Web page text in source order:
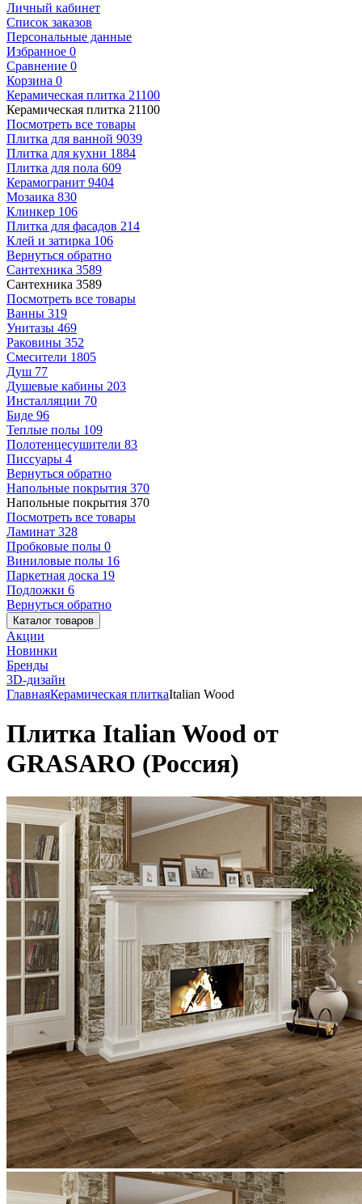
Личный кабинет
Список заказов
Персональные данные
Избранное 0
Сравнение 0
Корзина 0
Керамическая плитка 21100
Керамическая плитка 21100
Посмотреть все товары
Плитка для ванной 9039
Плитка для кухни 1884
Плитка для пола 609
Керамогранит 9404
Мозаика 830
Клинкер 106
Плитка для фасадов 214
Клей и затирка 106
Вернуться обратно
Сантехника 3589
Сантехника 3589
Посмотреть все товары
Ванны 319
Унитазы 469
Раковины 352
Смесители 1805
Душ 77
Душевые кабины 203
Инсталляции 70
Биде 96
Теплые полы 109
Полотенцесушители 83
Писсуары 4
Вернуться обратно
Напольные покрытия 370
Напольные покрытия 370
Посмотреть все товары
Ламинат 328
Пробковые полы 0
Виниловые полы 16
Паркетная доска 19
Подложки 6
Вернуться обратно
Каталог товаров
Акции
Новинки
Бренды
3D-дизайн
ГлавнаяКерамическая плиткаItalian Wood
Плитка Italian Wood от
GRASARO (Россия)